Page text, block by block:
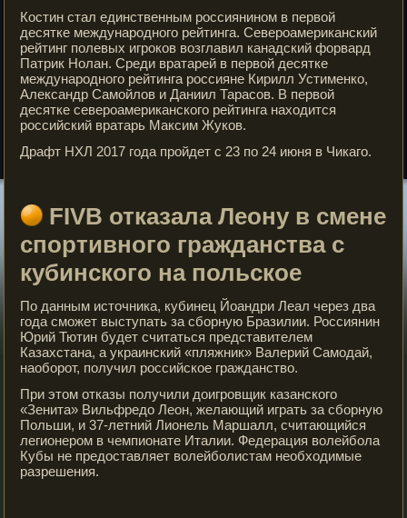
Костин стал единственным россиянином в первой
десятке международного рейтинга. Североамериканский
рейтинг полевых игроков возглавил канадский форвард
Патрик Нолан. Среди вратарей в первой десятке
международного рейтинга россияне Кирилл Устименко,
Александр Самойлов и Даниил Тарасов. В первой
десятке североамериканского рейтинга находится
российский вратарь Максим Жуков.
Драфт НХЛ 2017 года пройдет с 23 по 24 июня в Чикаго.
FIVB отказала Леону в смене
спортивного гражданства с
кубинского на польское
По данным источника, кубинец Йоандри Леал через два
года сможет выступать за сборную Бразилии. Россиянин
Юрий Тютин будет считаться представителем
Казахстана, а украинский «пляжник» Валерий Самодай,
наоборот, получил российское гражданство.
При этом отказы получили доигровщик казанского
«Зенита» Вильфредо Леон, желающий играть за сборную
Польши, и 37-летний Лионель Маршалл, считающийся
легионером в чемпионате Италии. Федерация волейбола
Кубы не предоставляет волейболистам необходимые
разрешения.